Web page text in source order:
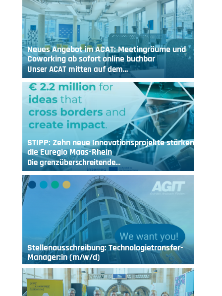
Neues Angebot im ACAT: Meetingräume und
Coworking ab sofort online buchbar
Unser ACAT mitten auf dem…
STIPP: Zehn neue Innovationsprojekte stärken
die Euregio Maas-Rhein
Die grenzüberschreitende…
Stellenausschreibung: Technologietransfer-
Manager:in (m/w/d)